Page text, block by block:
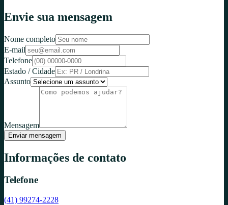
Envie sua mensagem
Nome completo
E-mail
Telefone
Estado / Cidade
Assunto
Mensagem
Enviar mensagem
Informações de contato
Telefone
(41) 99274-2228